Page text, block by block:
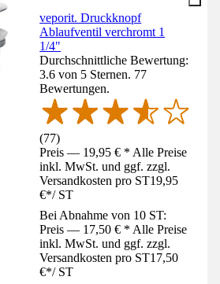
veporit. Druckknopf
Ablaufventil verchromt 1
1/4"
Durchschnittliche Bewertung:
3.6 von 5 Sternen. 77
Bewertungen.
(77)
Preis — 19,95 € * Alle Preise
inkl. MwSt. und ggf. zzgl.
Versandkosten pro ST19,95
€*/ ST
Bei Abnahme von 10 ST:
Preis — 17,50 € * Alle Preise
inkl. MwSt. und ggf. zzgl.
Versandkosten pro ST17,50
€*/ ST